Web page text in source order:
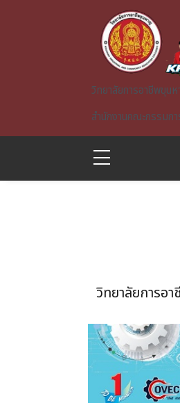
วิทยาลัยการอาชีพขุน
สำนักงานคณะกรรมก
วิทยาลัยการอ